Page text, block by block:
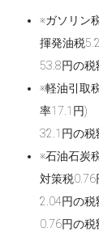
※ガソリン
揮発油税
53.8円の
※軽油引取
率17.1円)
32.1円の
※石油石炭
対策税0.76
2.04円の
0.76円の